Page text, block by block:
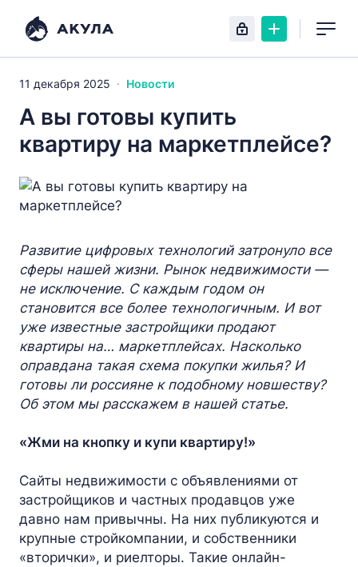
11 декабря 2025 Новости
А вы готовы купить
квартиру на маркетплейсе?
Развитие цифровых технологий затронуло все
сферы нашей жизни. Рынок недвижимости —
не исключение. С каждым годом он
становится все более технологичным. И вот
уже известные застройщики продают
квартиры на… маркетплейсах. Насколько
оправдана такая схема покупки жилья? И
готовы ли россияне к подобному новшеству?
Об этом мы расскажем в нашей статье.
«Жми на кнопку и купи квартиру!»
Сайты недвижимости с объявлениями от
застройщиков и частных продавцов уже
давно нам привычны. На них публикуются и
крупные стройкомпании, и собственники
«вторички», и риелторы. Такие онлайн-